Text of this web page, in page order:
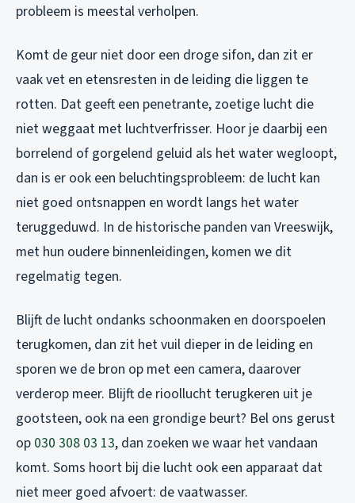
probleem is meestal verholpen.
Komt de geur niet door een droge sifon, dan zit er
vaak vet en etensresten in de leiding die liggen te
rotten. Dat geeft een penetrante, zoetige lucht die
niet weggaat met luchtverfrisser. Hoor je daarbij een
borrelend of gorgelend geluid als het water wegloopt,
dan is er ook een beluchtingsprobleem: de lucht kan
niet goed ontsnappen en wordt langs het water
teruggeduwd. In de historische panden van Vreeswijk,
met hun oudere binnenleidingen, komen we dit
regelmatig tegen.
Blijft de lucht ondanks schoonmaken en doorspoelen
terugkomen, dan zit het vuil dieper in de leiding en
sporen we de bron op met een camera, daarover
verderop meer. Blijft de rioollucht terugkeren uit je
gootsteen, ook na een grondige beurt? Bel ons gerust
op 030 308 03 13, dan zoeken we waar het vandaan
komt. Soms hoort bij die lucht ook een apparaat dat
niet meer goed afvoert: de vaatwasser.